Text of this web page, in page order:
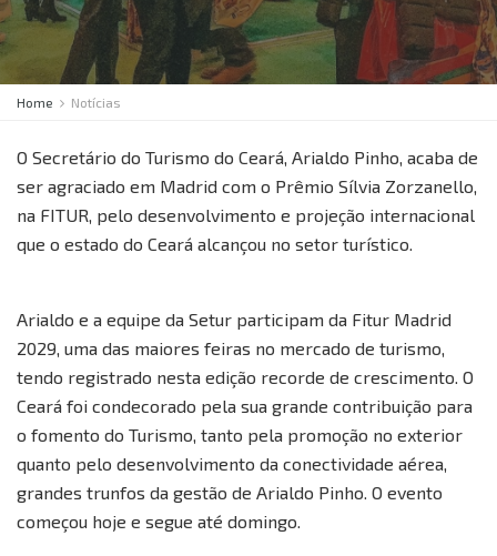
Home Notícias
O Secretário do Turismo do Ceará, Arialdo Pinho, acaba de
ser agraciado em Madrid com o Prêmio Sílvia Zorzanello,
na FITUR, pelo desenvolvimento e projeção internacional
que o estado do Ceará alcançou no setor turístico.
Arialdo e a equipe da Setur participam da Fitur Madrid
2029, uma das maiores feiras no mercado de turismo,
tendo registrado nesta edição recorde de crescimento. O
Ceará foi condecorado pela sua grande contribuição para
o fomento do Turismo, tanto pela promoção no exterior
quanto pelo desenvolvimento da conectividade aérea,
grandes trunfos da gestão de Arialdo Pinho. O evento
começou hoje e segue até domingo.